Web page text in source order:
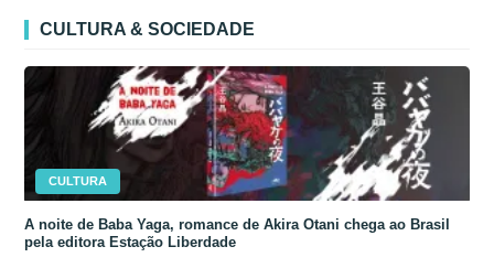
CULTURA & SOCIEDADE
CULTURA
A noite de Baba Yaga, romance de Akira Otani chega ao Brasil
pela editora Estação Liberdade